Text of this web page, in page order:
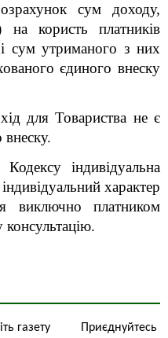
сум доходу,
на користь платників
сум утриманого з них
єдиного внеску
для Товариства не є
індивідуальна
характер
виключно платником
консультацію.
газету
Приєднуйтесь